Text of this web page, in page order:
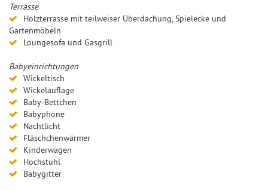
Terrasse
Holzterrasse mit teilweiser Überdachung, Spielecke und
Gartenmöbeln
Loungesofa und Gasgrill
Babyeinrichtungen
Wickeltisch
Wickelauflage
Baby-Bettchen
Babyphone
Nachtlicht
Fläschchenwärmer
Kinderwagen
Hochstuhl
Babygitter